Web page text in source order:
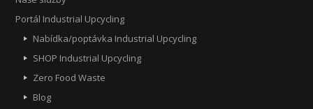
Portál Industrial Upcycling
Nabídka/poptávka Industrial Upcycling
SHOP Industrial Upcycling
Zero Food Waste
Blog